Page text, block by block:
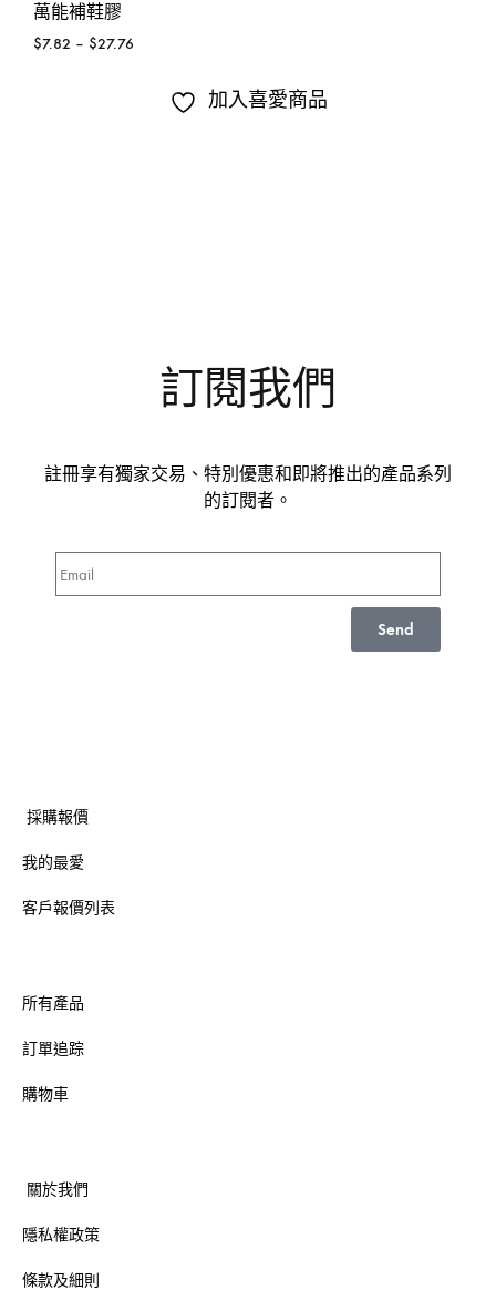
萬能補鞋膠
$7.82 – $27.76
加入喜愛商品
訂閱我們
註冊享有獨家交易、特別優惠和即將推出的產品系列
的訂閱者。
Send
採購報價
我的最愛
客戶報價列表
所有產品
訂單追踪
購物車
關於我們
隱私權政策
條款及細則